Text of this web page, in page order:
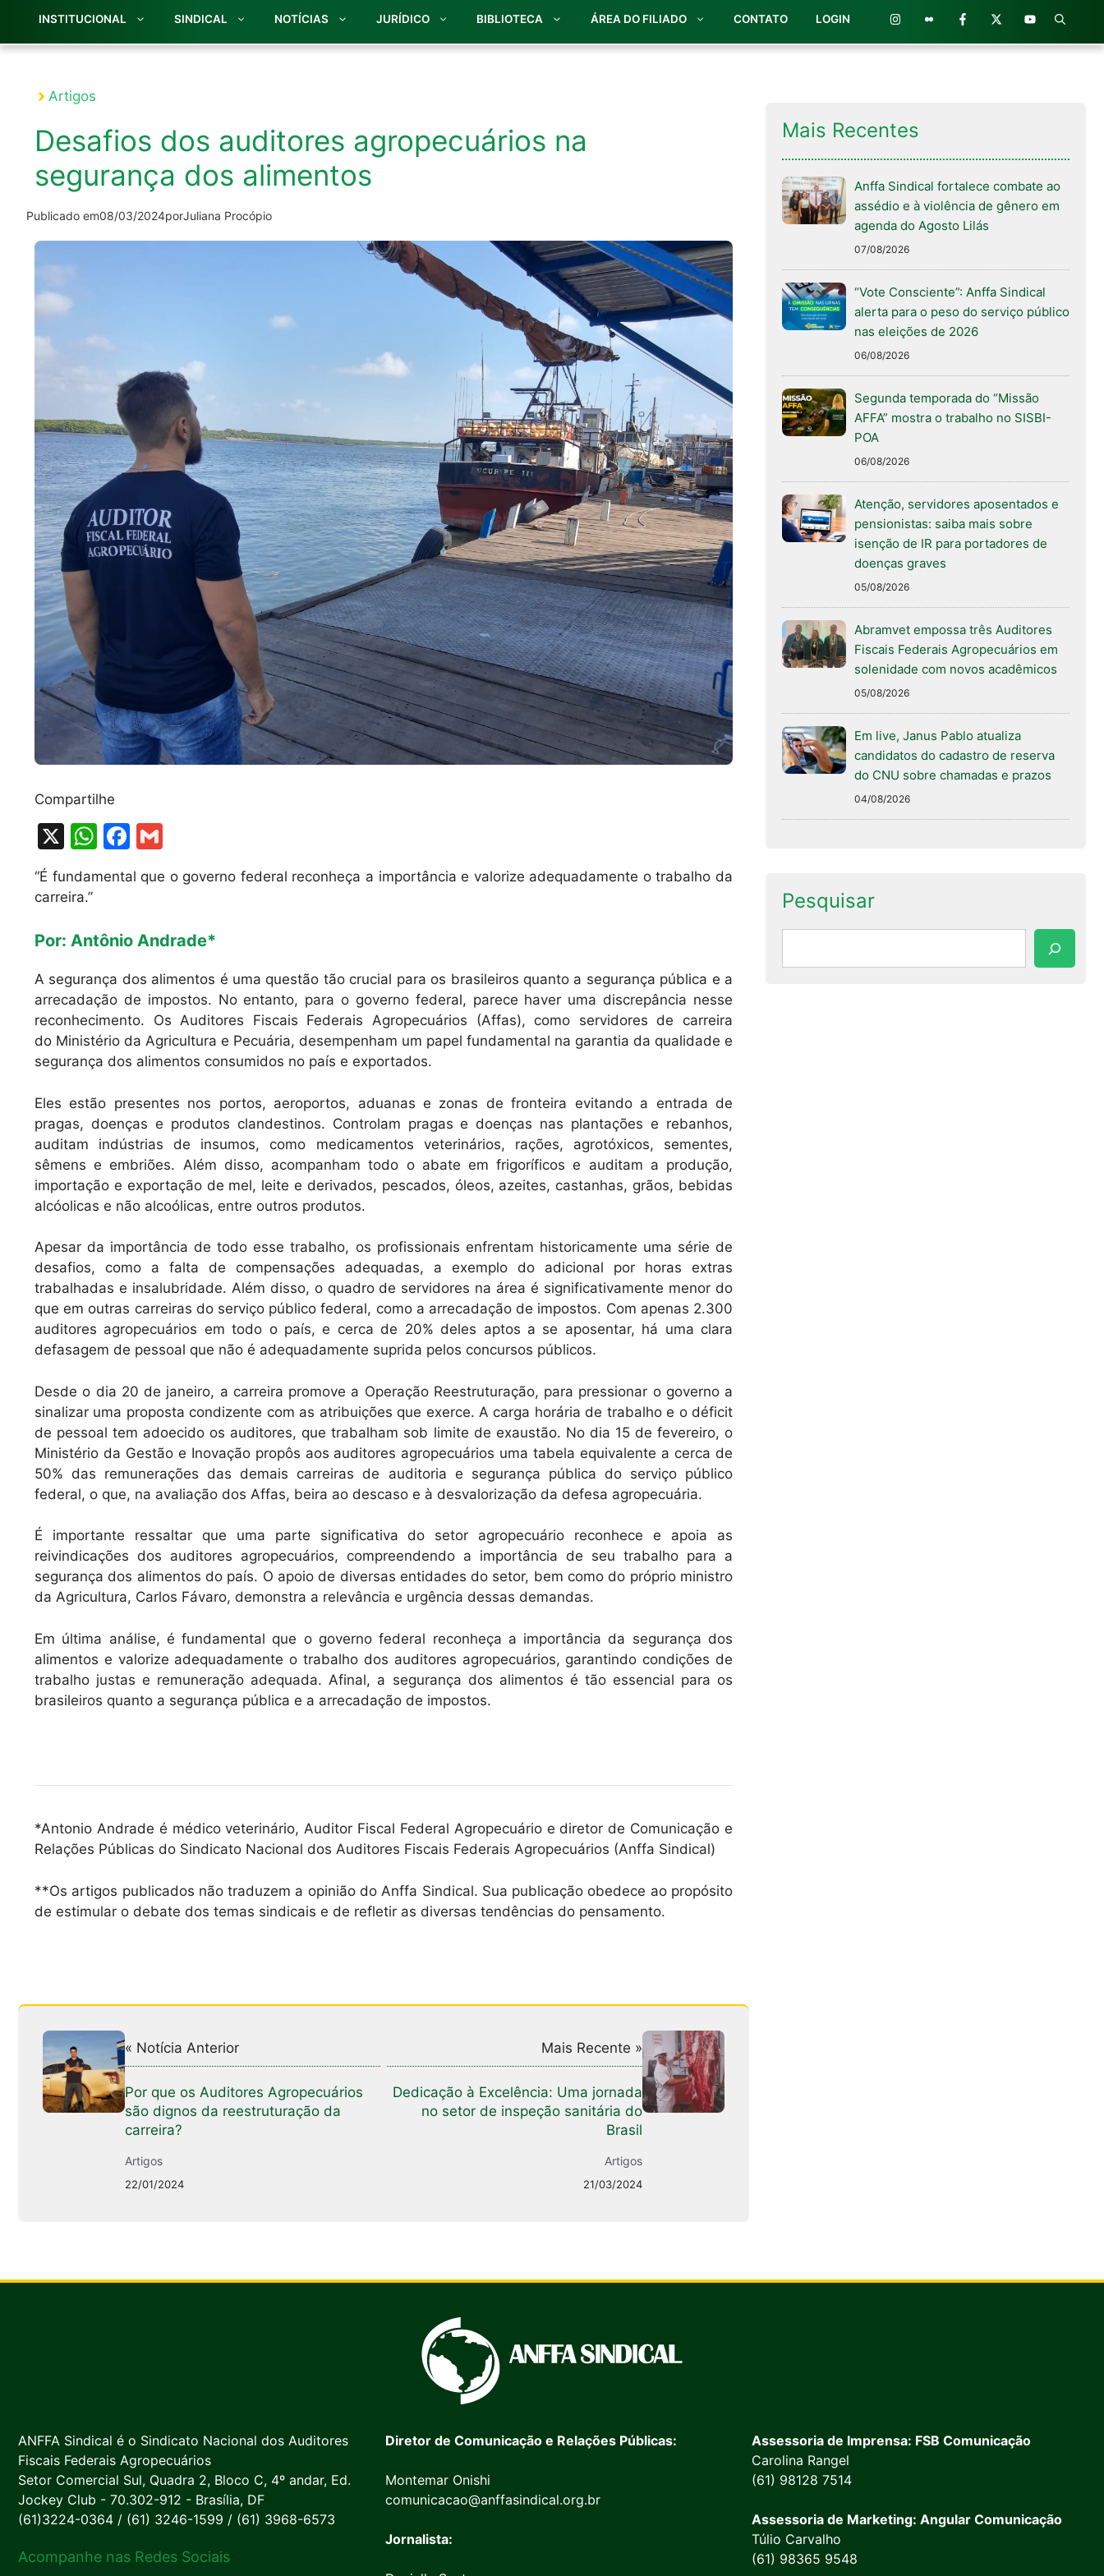
INSTITUCIONAL SINDICAL NOTÍCIAS JURÍDICO BIBLIOTECA ÁREA DO FILIADO CONTATO LOGIN
Artigos
Desafios dos auditores agropecuários na
segurança dos alimentos
Publicado em08/03/2024porJuliana Procópio
Compartilhe
X
W
at
A
p
p
F
a
c
b
o
o
k
ai
“É fundamental que o governo federal reconheça a importância e valorize adequadamente o trabalho da
carreira.”
Por: Antônio Andrade*
A segurança dos alimentos é uma questão tão crucial para os brasileiros quanto a segurança pública e a
arrecadação de impostos. No entanto, para o governo federal, parece haver uma discrepância nesse
reconhecimento. Os Auditores Fiscais Federais Agropecuários (Affas), como servidores de carreira
do Ministério da Agricultura e Pecuária, desempenham um papel fundamental na garantia da qualidade e
segurança dos alimentos consumidos no país e exportados.
Eles estão presentes nos portos, aeroportos, aduanas e zonas de fronteira evitando a entrada de
pragas, doenças e produtos clandestinos. Controlam pragas e doenças nas plantações e rebanhos,
auditam indústrias de insumos, como medicamentos veterinários, rações, agrotóxicos, sementes,
sêmens e embriões. Além disso, acompanham todo o abate em frigoríficos e auditam a produção,
importação e exportação de mel, leite e derivados, pescados, óleos, azeites, castanhas, grãos, bebidas
alcóolicas e não alcoólicas, entre outros produtos.
Apesar da importância de todo esse trabalho, os profissionais enfrentam historicamente uma série de
desafios, como a falta de compensações adequadas, a exemplo do adicional por horas extras
trabalhadas e insalubridade. Além disso, o quadro de servidores na área é significativamente menor do
que em outras carreiras do serviço público federal, como a arrecadação de impostos. Com apenas 2.300
auditores agropecuários em todo o país, e cerca de 20% deles aptos a se aposentar, há uma clara
defasagem de pessoal que não é adequadamente suprida pelos concursos públicos.
Desde o dia 20 de janeiro, a carreira promove a Operação Reestruturação, para pressionar o governo a
sinalizar uma proposta condizente com as atribuições que exerce. A carga horária de trabalho e o déficit
de pessoal tem adoecido os auditores, que trabalham sob limite de exaustão. No dia 15 de fevereiro, o
Ministério da Gestão e Inovação propôs aos auditores agropecuários uma tabela equivalente a cerca de
50% das remunerações das demais carreiras de auditoria e segurança pública do serviço público
federal, o que, na avaliação dos Affas, beira ao descaso e à desvalorização da defesa agropecuária.
É importante ressaltar que uma parte significativa do setor agropecuário reconhece e apoia as
reivindicações dos auditores agropecuários, compreendendo a importância de seu trabalho para a
segurança dos alimentos do país. O apoio de diversas entidades do setor, bem como do próprio ministro
da Agricultura, Carlos Fávaro, demonstra a relevância e urgência dessas demandas.
Em última análise, é fundamental que o governo federal reconheça a importância da segurança dos
alimentos e valorize adequadamente o trabalho dos auditores agropecuários, garantindo condições de
trabalho justas e remuneração adequada. Afinal, a segurança dos alimentos é tão essencial para os
brasileiros quanto a segurança pública e a arrecadação de impostos.
*Antonio Andrade é médico veterinário, Auditor Fiscal Federal Agropecuário e diretor de Comunicação e
Relações Públicas do Sindicato Nacional dos Auditores Fiscais Federais Agropecuários (Anffa Sindical)
**Os artigos publicados não traduzem a opinião do Anffa Sindical. Sua publicação obedece ao propósito
de estimular o debate dos temas sindicais e de refletir as diversas tendências do pensamento.
« Notícia Anterior
Por que os Auditores Agropecuários
são dignos da reestruturação da
carreira?
Artigos
22/01/2024
Mais Recente »
Dedicação à Excelência: Uma jornada
no setor de inspeção sanitária do
Brasil
Artigos
21/03/2024
Mais Recentes
Anffa Sindical fortalece combate ao
assédio e à violência de gênero em
agenda do Agosto Lilás
07/08/2026
“Vote Consciente”: Anffa Sindical
alerta para o peso do serviço público
nas eleições de 2026
06/08/2026
Segunda temporada do “Missão
AFFA” mostra o trabalho no SISBI-
POA
06/08/2026
Atenção, servidores aposentados e
pensionistas: saiba mais sobre
isenção de IR para portadores de
doenças graves
05/08/2026
Abramvet empossa três Auditores
Fiscais Federais Agropecuários em
solenidade com novos acadêmicos
05/08/2026
Em live, Janus Pablo atualiza
candidatos do cadastro de reserva
do CNU sobre chamadas e prazos
04/08/2026
Pesquisar
ANFFA Sindical é o Sindicato Nacional dos Auditores
Fiscais Federais Agropecuários
Setor Comercial Sul, Quadra 2, Bloco C, 4º andar, Ed.
Jockey Club - 70.302-912 - Brasília, DF
(61)3224-0364 / (61) 3246-1599 / (61) 3968-6573
Acompanhe nas Redes Sociais
Diretor de Comunicação e Relações Públicas:
Montemar Onishi
comunicacao@anffasindical.org.br
Jornalista:
Assessoria de Imprensa: FSB Comunicação
Carolina Rangel
(61) 98128 7514
Assessoria de Marketing: Angular Comunicação
Túlio Carvalho
(61) 98365 9548